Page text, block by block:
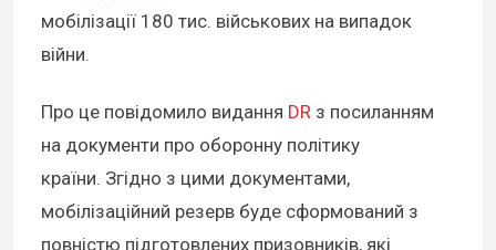
мобілізації 180 тис. військових на випадок
війни.
Про це повідомило видання DR з посиланням
на документи про оборонну політику
країни. Згідно з цими документами,
мобілізаційний резерв буде сформований з
повністю підготовлених призовників, які